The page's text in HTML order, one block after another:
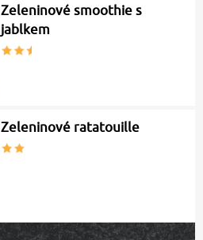
Zeleninové smoothie s
jablkem
Zeleninové ratatouille